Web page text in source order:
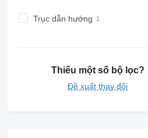
Trục dẫn hướng
Thiếu một số bộ lọc?
Đề xuất thay đổi